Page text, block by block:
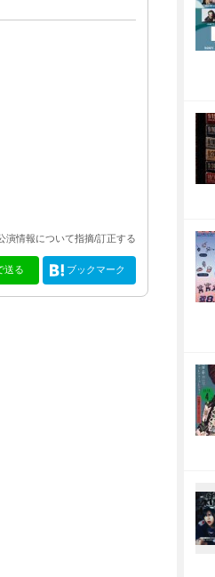
演情報について指摘/訂正する
送る ブックマーク